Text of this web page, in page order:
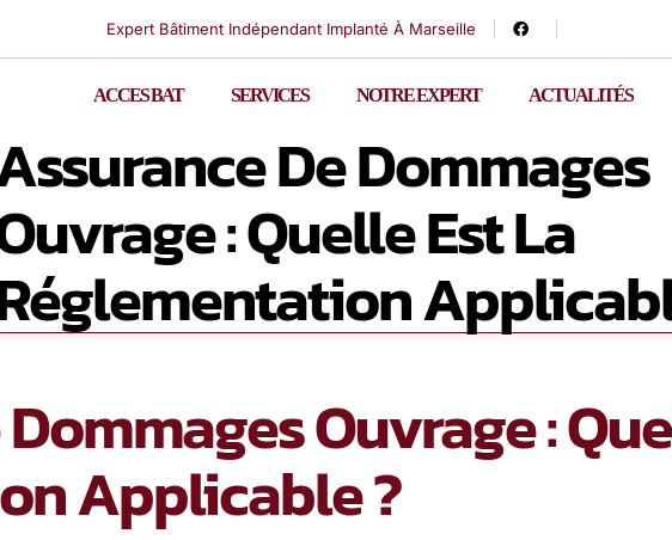
Expert Bâtiment Indépendant Implanté À Marseille
ACCES BAT SERVICES NOTRE EXPERT ACTUALITÉS
De Dommages
: Quelle Est La
Ouvrage :
Applicable ?